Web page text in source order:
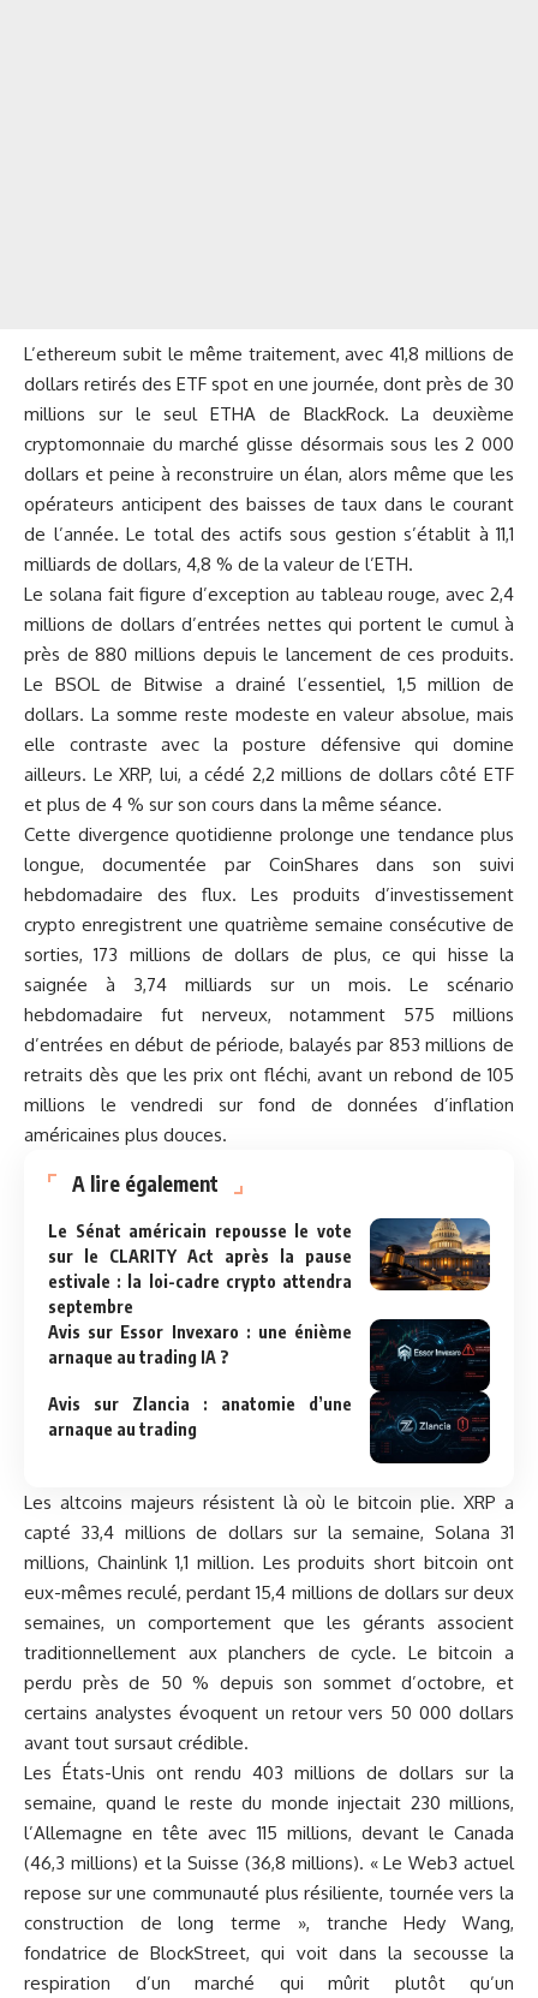
L’ethereum subit le même traitement, avec 41,8 millions de
dollars retirés des ETF spot en une journée, dont près de 30
millions sur le seul ETHA de BlackRock. La deuxième
cryptomonnaie du marché glisse désormais sous les 2 000
dollars et peine à reconstruire un élan, alors même que les
opérateurs anticipent des baisses de taux dans le courant
de l’année. Le total des actifs sous gestion s’établit à 11,1
milliards de dollars, 4,8 % de la valeur de l’ETH.
Le solana fait figure d’exception au tableau rouge, avec 2,4
millions de dollars d’entrées nettes qui portent le cumul à
près de 880 millions depuis le lancement de ces produits.
Le BSOL de Bitwise a drainé l’essentiel, 1,5 million de
dollars. La somme reste modeste en valeur absolue, mais
elle contraste avec la posture défensive qui domine
ailleurs. Le XRP, lui, a cédé 2,2 millions de dollars côté ETF
et plus de 4 % sur son cours dans la même séance.
Cette divergence quotidienne prolonge une tendance plus
longue, documentée par CoinShares dans son suivi
hebdomadaire des flux. Les produits d’investissement
crypto enregistrent une quatrième semaine consécutive de
sorties, 173 millions de dollars de plus, ce qui hisse la
saignée à 3,74 milliards sur un mois. Le scénario
hebdomadaire fut nerveux, notamment 575 millions
d’entrées en début de période, balayés par 853 millions de
retraits dès que les prix ont fléchi, avant un rebond de 105
millions le vendredi sur fond de données d’inflation
américaines plus douces.
A lire également
Le Sénat américain repousse le vote
sur le CLARITY Act après la pause
estivale : la loi-cadre crypto attendra
septembre
Avis sur Essor Invexaro : une énième
arnaque au trading IA ?
Avis sur Zlancia : anatomie d’une
arnaque au trading
Les altcoins majeurs résistent là où le bitcoin plie. XRP a
capté 33,4 millions de dollars sur la semaine, Solana 31
millions, Chainlink 1,1 million. Les produits short bitcoin ont
eux-mêmes reculé, perdant 15,4 millions de dollars sur deux
semaines, un comportement que les gérants associent
traditionnellement aux planchers de cycle. Le bitcoin a
perdu près de 50 % depuis son sommet d’octobre, et
certains analystes évoquent un retour vers 50 000 dollars
avant tout sursaut crédible.
Les États-Unis ont rendu 403 millions de dollars sur la
semaine, quand le reste du monde injectait 230 millions,
l’Allemagne en tête avec 115 millions, devant le Canada
(46,3 millions) et la Suisse (36,8 millions). « Le Web3 actuel
repose sur une communauté plus résiliente, tournée vers la
construction de long terme », tranche Hedy Wang,
fondatrice de BlockStreet, qui voit dans la secousse la
respiration d’un marché qui mûrit plutôt qu’un